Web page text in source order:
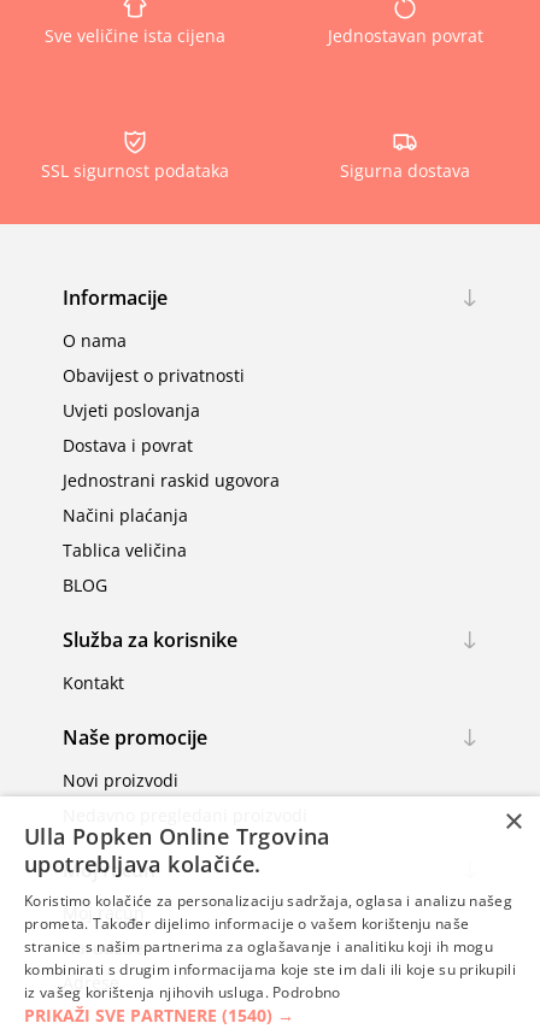
Sve veličine ista cijena Jednostavan povrat
SSL sigurnost podataka Sigurna dostava
Informacije
O nama
Obavijest o privatnosti
Uvjeti poslovanja
Dostava i povrat
Jednostrani raskid ugovora
Načini plaćanja
Tablica veličina
BLOG
Služba za korisnike
Kontakt
Naše promocije
Novi proizvodi
Moj račun
Moj račun
Narudžbe
Adrese
×
Ulla Popken Online Trgovina
upotrebljava kolačiće.
Koristimo kolačiće za personalizaciju sadržaja, oglasa i analizu našeg
prometa. Također dijelimo informacije o vašem korištenju naše
stranice s našim partnerima za oglašavanje i analitiku koji ih mogu
kombinirati s drugim informacijama koje ste im dali ili koje su prikupili
iz vašeg korištenja njihovih usluga. Podrobno
PRIKAŽI SVE PARTNERE (1540) →